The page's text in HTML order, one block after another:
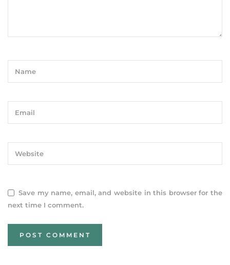
Save my name, email, and website in this browser for the
next time I comment.